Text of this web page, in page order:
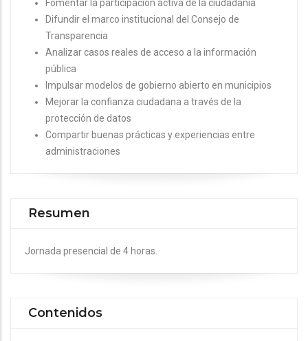
Fomentar la participación activa de la ciudadanía
Difundir el marco institucional del Consejo de
Transparencia
Analizar casos reales de acceso a la información
pública
Impulsar modelos de gobierno abierto en municipios
Mejorar la confianza ciudadana a través de la
protección de datos
Compartir buenas prácticas y experiencias entre
administraciones
Resumen
Jornada presencial de 4 horas.
Contenidos